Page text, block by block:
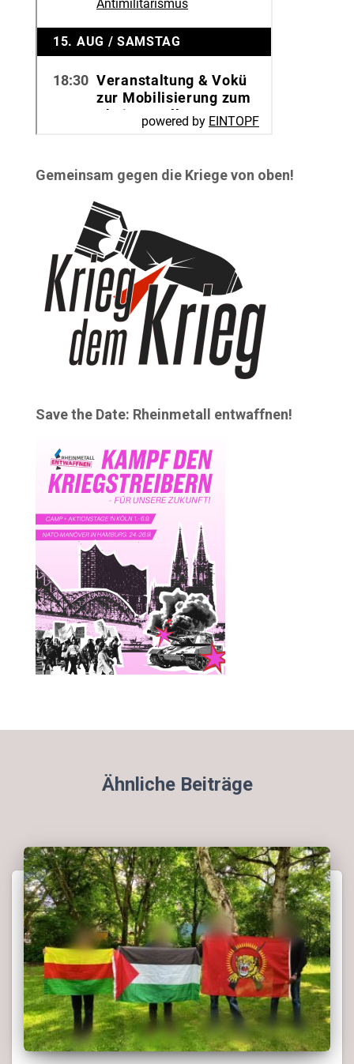
Gemeinsam gegen die Kriege von oben!
Save the Date: Rheinmetall entwaffnen!
Ähnliche Beiträge